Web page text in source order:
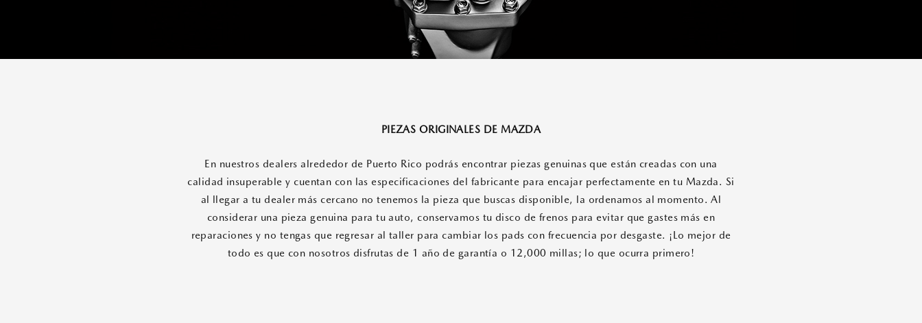
PIEZAS ORIGINALES DE MAZDA
En nuestros dealers alrededor de Puerto Rico podrás encontrar piezas genuinas que están creadas con una
calidad insuperable y cuentan con las especificaciones del fabricante para encajar perfectamente en tu Mazda. Si
al llegar a tu dealer más cercano no tenemos la pieza que buscas disponible, la ordenamos al momento. Al
considerar una pieza genuina para tu auto, conservamos tu disco de frenos para evitar que gastes más en
reparaciones y no tengas que regresar al taller para cambiar los pads con frecuencia por desgaste. ¡Lo mejor de
todo es que con nosotros disfrutas de 1 año de garantía o 12,000 millas; lo que ocurra primero!